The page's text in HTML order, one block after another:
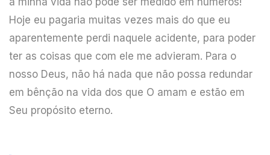
Hoje eu pagaria muitas vezes mais do que eu
aparentemente perdi naquele acidente, para poder
ter as coisas que com ele me advieram. Para o
nosso Deus, não há nada que não possa redundar
em bênção na vida dos que O amam e estão em
Seu propósito eterno.